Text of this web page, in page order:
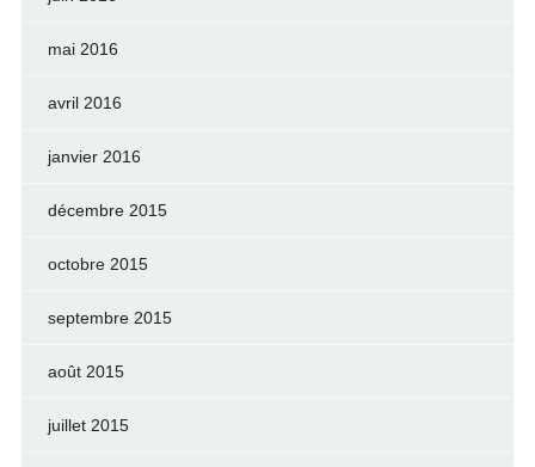
mai 2016
avril 2016
janvier 2016
décembre 2015
octobre 2015
septembre 2015
août 2015
juillet 2015